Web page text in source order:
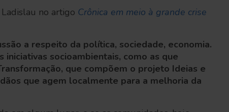
no artigo Crônica em meio à grande crise
a respeito da política, sociedade, economia.
socioambientais, como as que
que compõem o projeto Ideias e
que agem localmente para a melhoria da